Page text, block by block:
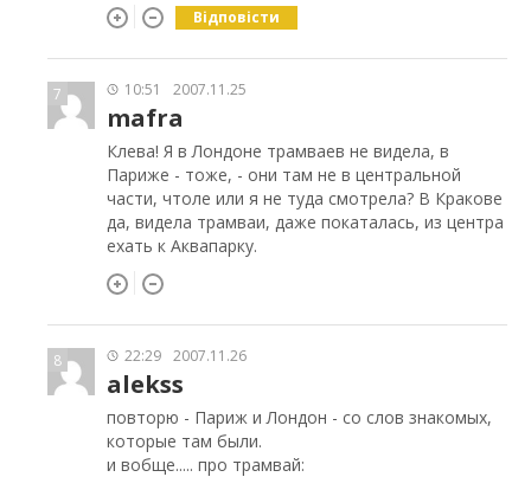
Відповісти
7 10:51 2007.11.25
mafra
Клева! Я в Лондоне трамваев не видела, в
Париже - тоже, - они там не в центральной
части, чтоле или я не туда смотрела? В Кракове
да, видела трамваи, даже покаталась, из центра
ехать к Аквапарку.
8 22:29 2007.11.26
alekss
повторю - Париж и Лондон - со слов знакомых,
которые там были.
и вобще..... про трамвай: